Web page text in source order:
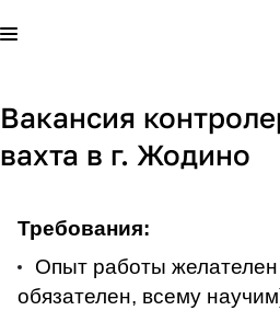
Вакансия
вахта в г. Жодино
Требования:
Опыт работы
обязателен, всему